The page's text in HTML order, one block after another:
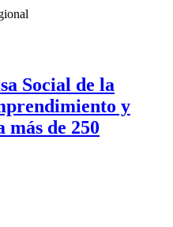
Social de la
y
de 250